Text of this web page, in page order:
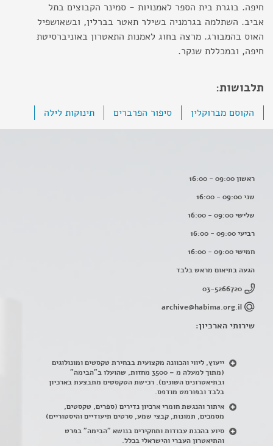
חיפה. בוגרת בית הספר לאמנויות - סמינר הקבוצים בתל
אביב. השתלמה בגרמניה בשילר תאטר בברלין, ובשאושפיל
האוס בהמבורג. מרצה בחוג לאמנות התאטרון באוניברסיטת
חיפה, ובמכללת שנקר.
תלבושות:
הקוסם מברוקלין סיפור הפרברים תינוקות לילה
ראשון 09:00 - 16:00
שני 09:00 - 16:00
שלישי 09:00 - 16:00
רביעי 09:00 - 16:00
חמישי 09:00 - 16:00
הגעה בתיאום מראש בלבד
03-5266720
archive@habima.org.il
שירותי הארכיון:
ייעוץ, ליווי והכוונה מקצועית בבחירת טקסטים ומונולוגים
(מתוך למעלה מ – 3500 מחזות, שהועלו ב"הבימה"
ובתיאטרונים השונים). רכישת הטקסטים מתבצעת בארכיון
בלבד ובפורמט מודפס.
איתור והנגשת חומרי ארכיון נדירים (ספרים, טקסטים,
מסמכים, תמונות, קבצי שמע, סרטים תיעודיים והיסטוריים)
סיוע בהכנת עבודות ותחקירים בנושא "הבימה" בפרט
והתיאטרון העברי והישראלי בכלל.